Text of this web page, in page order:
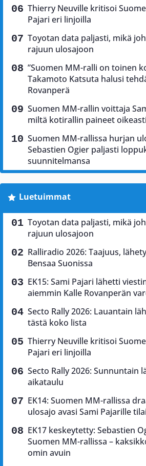
Thierry Neuville kritisoi
Pajari eri linjoilla
Toyotan data paljasti, mikä
rajuun ulosajoon
”Suomen MM-ralli on toinen
Takamoto Katsuta halusi
Rovanperä
Suomen MM-rallin voittaja
miltä kotirallin paineet
Suomen MM-rallissa hurjan
Sebastien Ogier paljasti
suunnitelmansa
Luetuimmat
Toyotan data paljasti, mikä
rajuun ulosajoon
Ralliradio 2026: Taajuus,
Bensaa Suonissa
EK15: Sami Pajari lähetti
aiemmin Kalle Rovanperän
Secto Rally 2026: Lauantain
tästä koko lista
Thierry Neuville kritisoi
Pajari eri linjoilla
Secto Rally 2026: Sunnuntain
aikataulu
EK14: Suomen MM-rallissa
ulosajo avasi Sami Pajarille
EK17 keskeytetty: Sebastien
Suomen MM-rallissa –
omin avuin